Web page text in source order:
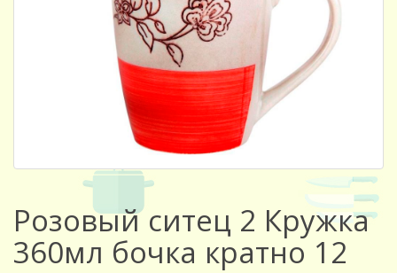
Розовый ситец 2 Кружка
360мл бочка кратно 12